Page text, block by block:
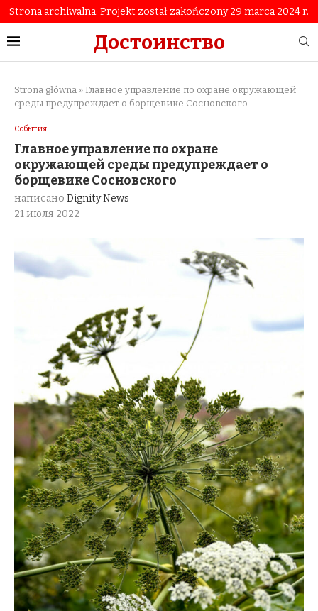
Strona archiwalna. Projekt został zakończony 29 marca 2024 r.
Достоинство
Strona główna » Главное управление по охране окружающей
среды предупреждает о борщевике Сосновского
События
Главное управление по охране
окружающей среды предупреждает о
борщевике Сосновского
написано Dignity News
21 июля 2022